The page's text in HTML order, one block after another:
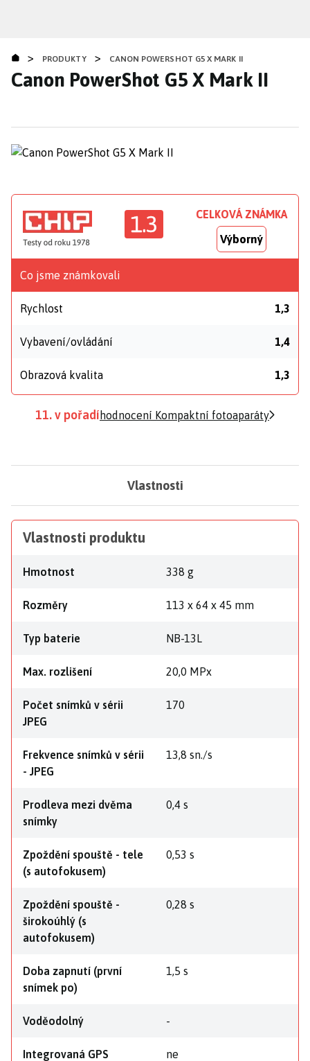
obsahu
> PRODUKTY > CANON POWERSHOT G5 X MARK II
Canon PowerShot G5 X Mark II
1.3 CELKOVÁ ZNÁMKA
Výborný
Co jsme známkovali
Rychlost 1,3
Vybavení/ovládání 1,4
Obrazová kvalita 1,3
11. v pořadí hodnocení Kompaktní fotoaparáty
Vlastnosti
Vlastnosti produktu
Hmotnost 338 g
Rozměry 113 x 64 x 45 mm
Typ baterie NB-13L
Max. rozlišení 20,0 MPx
Počet snímků v sérii
JPEG
170
Frekvence snímků v sérii
- JPEG
13,8 sn./s
Prodleva mezi dvěma
snímky
0,4 s
Zpoždění spouště - tele
(s autofokusem)
0,53 s
Zpoždění spouště -
širokoúhlý (s
autofokusem)
0,28 s
Doba zapnutí (první
snímek po)
1,5 s
Voděodolný -
Integrovaná GPS ne